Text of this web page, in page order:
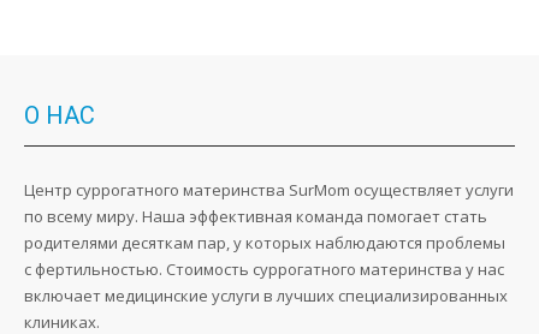
О НАС
Центр суррогатного материнства SurMom осуществляет услуги
по всему миру. Наша эффективная команда помогает стать
родителями десяткам пар, у которых наблюдаются проблемы
с фертильностью. Стоимость суррогатного материнства у нас
включает медицинские услуги в лучших специализированных
клиниках.